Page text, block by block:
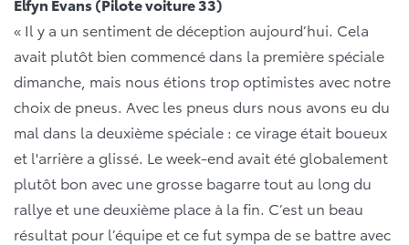
« Il y a un sentiment de déception aujourd’hui. Cela
avait plutôt bien commencé dans la première spéciale
dimanche, mais nous étions trop optimistes avec notre
choix de pneus. Avec les pneus durs nous avons eu du
mal dans la deuxième spéciale : ce virage était boueux
et l'arrière a glissé. Le week-end avait été globalement
plutôt bon avec une grosse bagarre tout au long du
rallye et une deuxième place à la fin. C’est un beau
résultat pour l’équipe et ce fut sympa de se battre avec